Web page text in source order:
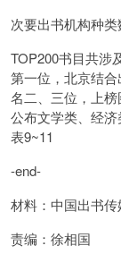
次要出书机构种
TOP200书目共涉
第一位，北京结
名二、三位，上
公布文学类、经
表9~11
-end-
材料：中国出书传
责编：徐相国